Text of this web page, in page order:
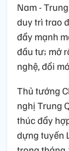
Nam -
duy trì trao
đẩy mạnh
đầu tư; mở
nghệ, đổi
Thủ tướng
nghị Trung
thúc đẩy
dựng tuyến